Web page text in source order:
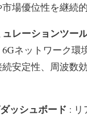
場優位性を継続
レーションツー
ネットワーク環
安定性、周波数
ッシュボード : リ